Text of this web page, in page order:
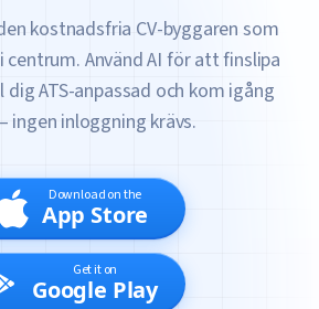
kostnadsfria CV-byggaren som
Använd AI för att finslipa
ATS-anpassad och kom igång
ingen inloggning krävs.
Download on the
App Store
Get it on
Google Play